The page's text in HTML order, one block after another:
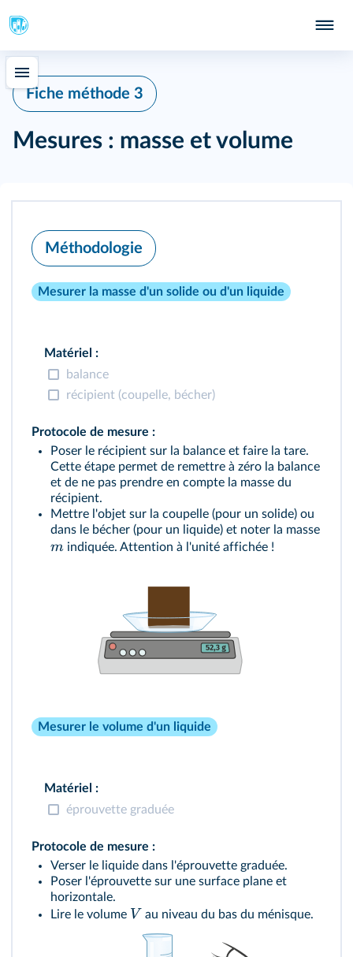
Fiche méthode 3
Mesures : masse et volume
Méthodologie
Mesurer la masse d'un solide ou d'un liquide
Matériel :
balance
récipient (coupelle, bécher)
Protocole de mesure :
Poser le récipient sur la balance et faire la tare.
Cette étape permet de remettre à zéro la balance
et de ne pas prendre en compte la masse du
récipient.
Mettre l'objet sur la coupelle (pour un solide) ou
dans le bécher (pour un liquide) et noter la masse
m indiquée. Attention à l'unité affichée !
Mesurer le volume d'un liquide
Matériel :
éprouvette graduée
Protocole de mesure :
Verser le liquide dans l'éprouvette graduée.
Poser l'éprouvette sur une surface plane et
horizontale.
Lire le volume V au niveau du bas du ménisque.